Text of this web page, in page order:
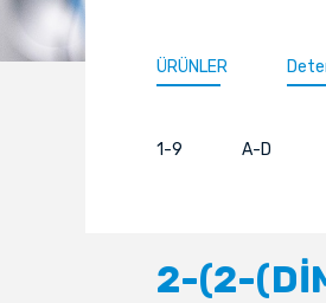
ÜRÜNLER
1-9 A-D
2-(2-